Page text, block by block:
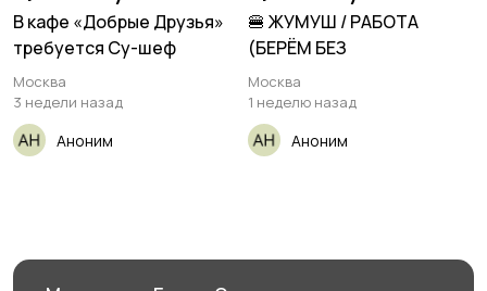
В кафе «Добрые Друзья»
требуется Су-шеф
Москва
3 недели назад
Аноним
🍔 ЖУМУШ / РАБОТА
(БЕРЁМ БЕЗ
Москва
1 неделю назад
Аноним